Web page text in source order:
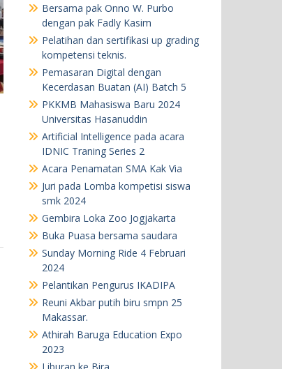
Bersama pak Onno W. Purbo
dengan pak Fadly Kasim
Pelatihan dan sertifikasi up grading
kompetensi teknis.
Pemasaran Digital dengan
Kecerdasan Buatan (AI) Batch 5
PKKMB Mahasiswa Baru 2024
Universitas Hasanuddin
Artificial Intelligence pada acara
IDNIC Traning Series 2
Acara Penamatan SMA Kak Via
Juri pada Lomba kompetisi siswa
smk 2024
Gembira Loka Zoo Jogjakarta
Buka Puasa bersama saudara
Sunday Morning Ride 4 Februari
2024
Pelantikan Pengurus IKADIPA
Reuni Akbar putih biru smpn 25
Makassar.
Athirah Baruga Education Expo
2023